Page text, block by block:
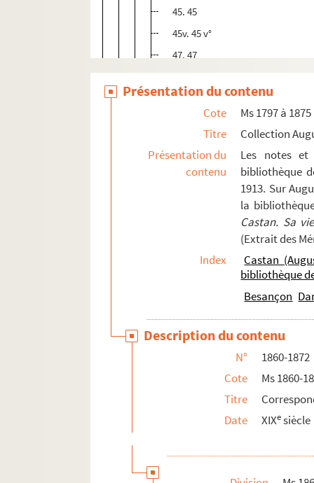
45. 45
45v. 45 v°
47. 47
48. 48
49v. 49 v°
50. 50
55v. 55 v°
Présentation du contenu
Cote
Ms 1797 à 1875
Titre
Collection
Présentation du
contenu
Les notes
bibliothèque
1913. Sur
la
Castan. Sa
(Extrait des
Index
Castan
bibliothèque
Besançon
Description du contenu
N°
1860-1872
Cote
Ms 1860-
Titre
Date
XIXesiècle